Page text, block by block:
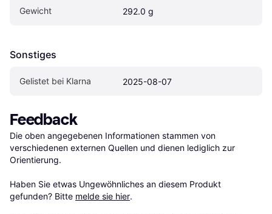
Gewicht 292.0 g
Sonstiges
Gelistet bei Klarna 2025-08-07
Feedback
Die oben angegebenen Informationen stammen von
verschiedenen externen Quellen und dienen lediglich zur
Orientierung.
Haben Sie etwas Ungewöhnliches an diesem Produkt
gefunden? Bitte melde sie hier.